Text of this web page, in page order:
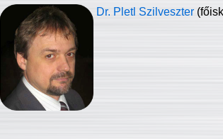
Dr. Pletl Szilveszter